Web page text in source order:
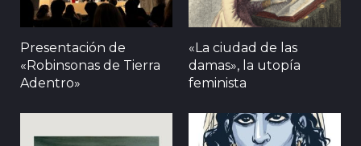
Presentación de
«Robinsonas de Tierra
Adentro»
«La ciudad de las
damas», la utopía
feminista